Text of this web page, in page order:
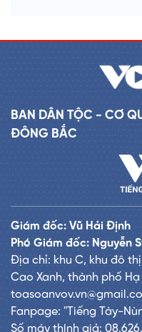
BAN DÂN TỘC - CƠ
ĐÔNG BẮC
Giám đốc: Vũ Hải Định
Phó Giám đốc: Nguyễn
Địa chỉ: khu C, khu đô
Cao Xanh, thành phố
Fanpage: "Tiếng Tày-
Số máy thính giả: